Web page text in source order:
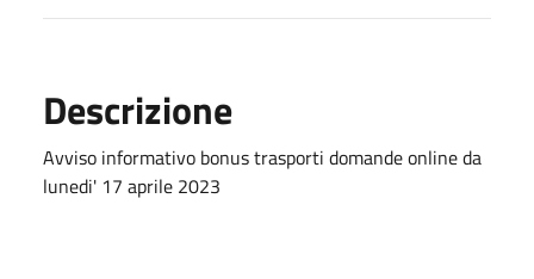
Descrizione
Avviso informativo bonus trasporti domande online da
lunedi' 17 aprile 2023